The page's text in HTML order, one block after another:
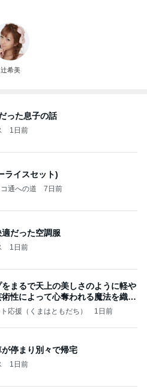
辻希美
った息子の話
1日前
ライスセット)
通への道 7日前
だった空調服
1日前
まるで天上の美しさのように軽や
性によって心奪われる魔法を織り
応援（くまはともだち） 1日前
停まり別々で帰宅
1日前